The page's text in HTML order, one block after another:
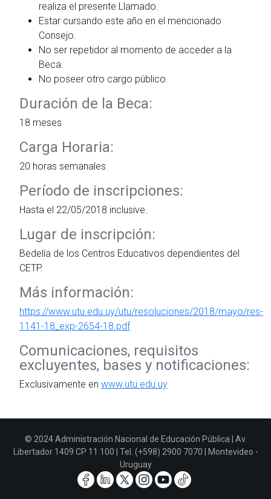
realiza el presente Llamado.
Estar cursando este año en el mencionado
Consejo.
No ser repetidor al momento de acceder a la
Beca.
No poseer otro cargo público.
Duración de la Beca:
18 meses
Carga Horaria:
20 horas semanales.
Período de inscripciones:
Hasta el 22/05/2018 inclusive.
Lugar de inscripción:
Bedelía de los Centros Educativos dependientes del
CETP.
Más información:
https://www.utu.edu.uy/utu/resoluciones/2018/mayo/res-
1141-18_exp-2654-18.pdf
Comunicaciones, requisitos
excluyentes, bases y notificaciones:
Exclusivamente en www.utu.edu.uy
© 2024 Administración Nacional de Educación Pública | Av.
Libertador 1409 CP 11.100 | Tel. (+598) 2900 7070 | Montevideo -
Uruguay